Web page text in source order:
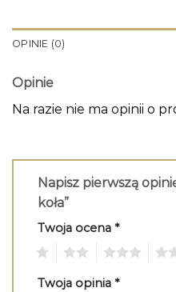
OPINIE (0)
Opinie
Na razie nie ma opinii o
Napisz pierwszą
koła”
Twoja ocena *
Twoja opinia *